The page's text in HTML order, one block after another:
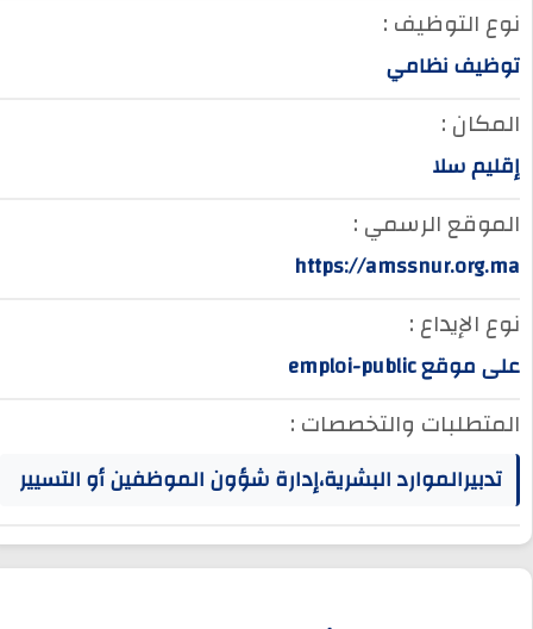
نوع التوظيف :
توظيف نظامي
المكان :
إقليم سلا
الموقع الرسمي :
https://amssnur.org.ma
نوع الإيداع :
على موقع emploi-public
المتطلبات والتخصصات :
تدبيرالموارد البشرية،إدارة شؤون الموظفين أو التسيير